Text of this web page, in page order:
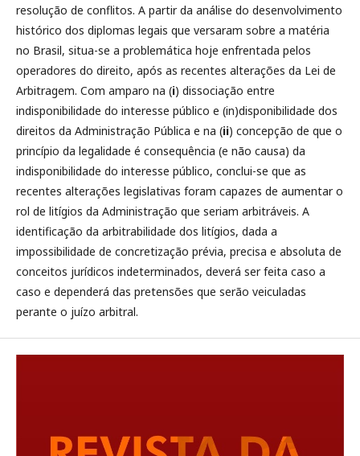
resolução de conflitos. A partir da análise do desenvolvimento
histórico dos diplomas legais que versaram sobre a matéria
no Brasil, situa-se a problemática hoje enfrentada pelos
operadores do direito, após as recentes alterações da Lei de
Arbitragem. Com amparo na (i) dissociação entre
indisponibilidade do interesse público e (in)disponibilidade dos
direitos da Administração Pública e na (ii) concepção de que o
princípio da legalidade é consequência (e não causa) da
indisponibilidade do interesse público, conclui-se que as
recentes alterações legislativas foram capazes de aumentar o
rol de litígios da Administração que seriam arbitráveis. A
identificação da arbitrabilidade dos litígios, dada a
impossibilidade de concretização prévia, precisa e absoluta de
conceitos jurídicos indeterminados, deverá ser feita caso a
caso e dependerá das pretensões que serão veiculadas
perante o juízo arbitral.